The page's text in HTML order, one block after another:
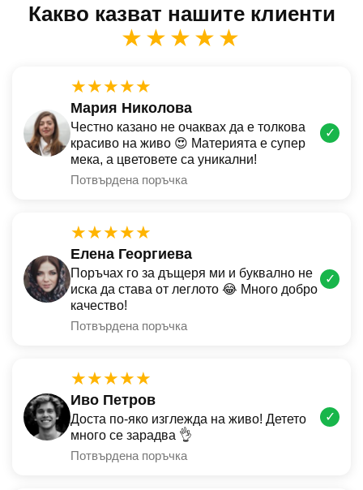
Какво казват нашите клиенти
★★★★★
★★★★★
Мария Николова
Честно казано не очаквах да е толкова
красиво на живо 😍 Материята е супер
мека, а цветовете са уникални!
Потвърдена поръчка
✓
★★★★★
Елена Георгиева
Поръчах го за дъщеря ми и буквално не
иска да става от леглото 😂 Много добро
качество!
Потвърдена поръчка
✓
★★★★★
Иво Петров
Доста по-яко изглежда на живо! Детето
много се зарадва 👌
Потвърдена поръчка
✓